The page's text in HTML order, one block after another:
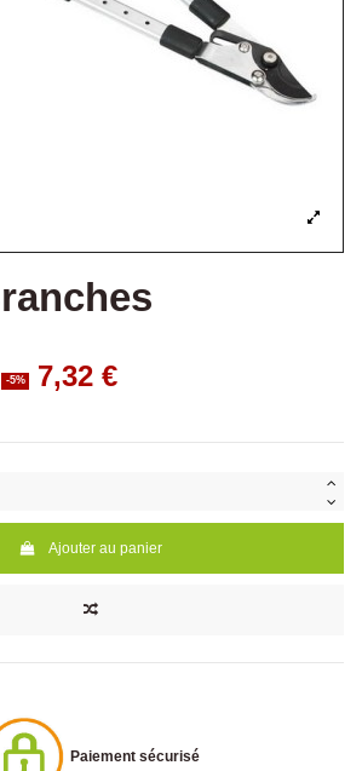
-5% 7,32 €
Ajouter au panier
Paiement sécurisé